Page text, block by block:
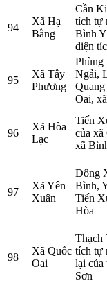
94
Xã Hạ
Bằng
Cần
tích tự
Bình
diện
95
Xã Tây
Phương
Phùng
Ngải,
Oai,
96
Xã Hòa
Lạc
Tiến
của xã
xã
97
Xã Yên
Xuân
Đông
Bình,
Tiến
Hòa
98
Xã Quốc
Oai
Thạch
tích tự
lại của
Sơn